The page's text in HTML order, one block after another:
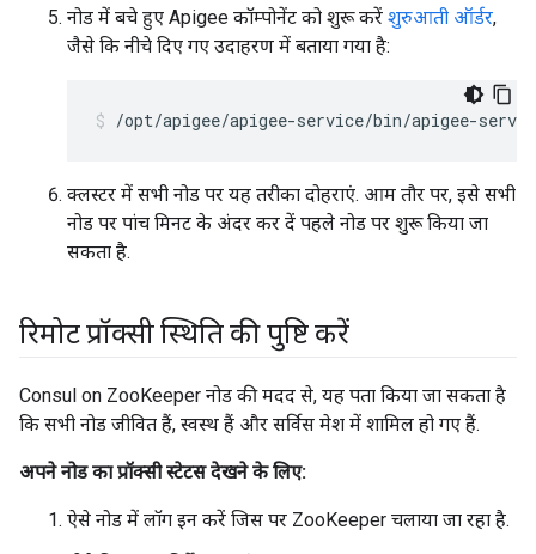
नोड में बचे हुए Apigee कॉम्पोनेंट को शुरू करें शुरुआती ऑर्डर,
जैसे कि नीचे दिए गए उदाहरण में बताया गया है:
/opt/apigee/apigee-service/bin/apigee-
क्लस्टर में सभी नोड पर यह तरीका दोहराएं. आम तौर पर, इसे सभी
नोड पर पांच मिनट के अंदर कर दें पहले नोड पर शुरू किया जा
सकता है.
रिमोट प्रॉक्सी स्थिति की पुष्टि करें
Consul on ZooKeeper नोड की मदद से, यह पता किया जा सकता है
कि सभी नोड जीवित हैं, स्वस्थ हैं और सर्विस मेश में शामिल हो गए हैं.
अपने नोड का प्रॉक्सी स्टेटस देखने के लिए:
ऐसे नोड में लॉग इन करें जिस पर ZooKeeper चलाया जा रहा है.